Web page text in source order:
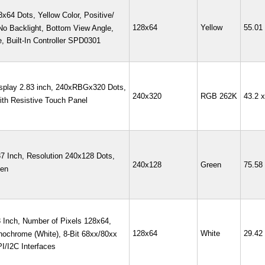
Dots, Yellow Color, Positive/
Backlight, Bottom View Angle,
Built-In Controller SPD0301
128x64 Yellow 55.01
2.83 inch, 240xRBGx320 Dots,
Resistive Touch Panel
240x320 RGB 262K 43.2
Inch, Resolution 240x128 Dots,
240x128 Green 75.58
Inch, Number of Pixels 128x64,
(White), 8-Bit 68xx/80xx
I2C Interfaces
128x64 White 29.42